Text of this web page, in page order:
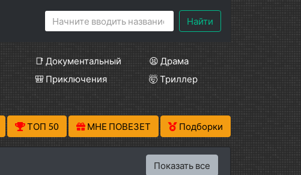
Найти
📑 Документальный
😫 Драма
🎒 Приключения
🤯 Триллер
ТОП 50 МНЕ ПОВЕЗЕТ Подборки
Показать все